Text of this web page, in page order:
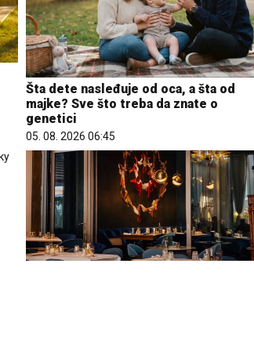
Šta dete nasleđuje od oca, a šta od
majke? Sve što treba da znate o
genetici
05. 08. 2026 06:45